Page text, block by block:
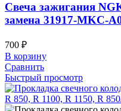
Свеча зажигания
замена 31917-MKC-
700 ₽
В корзину
Сравнить
Быстрый просмотр